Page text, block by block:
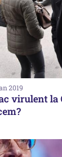
2019
virulent la